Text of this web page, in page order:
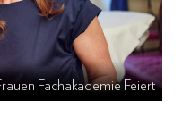
Fachakademie Feiert